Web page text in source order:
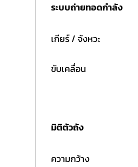
ระบบถ่ายทอดกำลัง
เกียร์ / จังหวะ
ขับเคลื่อน
มิติตัวถัง
ความกว้าง